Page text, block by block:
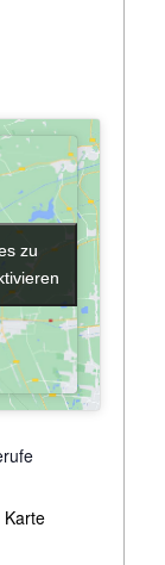
zu
zu